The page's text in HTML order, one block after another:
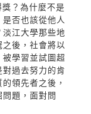
？為什麼不是
否也該從他人
江大學那些地
後，社會將以
學習並試圖超
過去努力的肯
領先者之後，
題，面對問